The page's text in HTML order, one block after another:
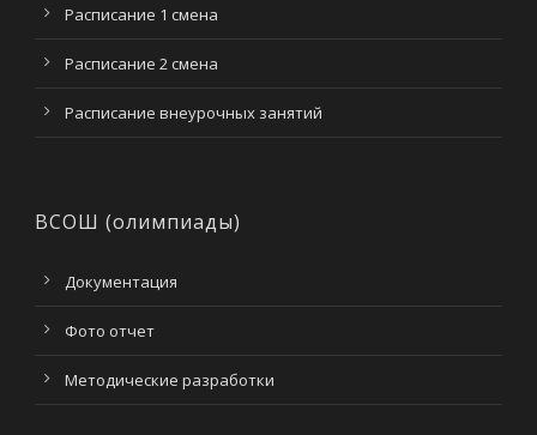
Расписание 1 смена
Расписание 2 смена
Расписание внеурочных занятий
ВСОШ (олимпиады)
Документация
Фото отчет
Методические разработки